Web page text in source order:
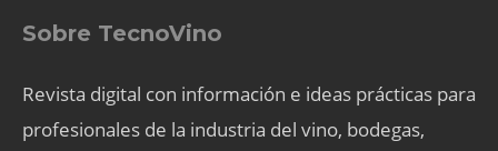
Sobre TecnoVino
Revista digital con información e ideas prácticas para
profesionales de la industria del vino, bodegas,